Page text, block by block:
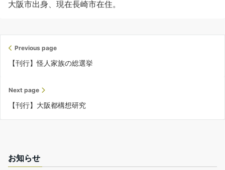
大阪市出身、現在長崎市在住。
Previous page
【刊行】怪人家族の総選挙
Next page
【刊行】大阪都構想研究
お知らせ